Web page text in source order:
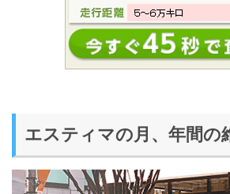
エスティマの月、年間の